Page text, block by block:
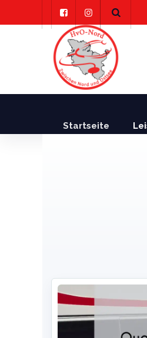
Startseite